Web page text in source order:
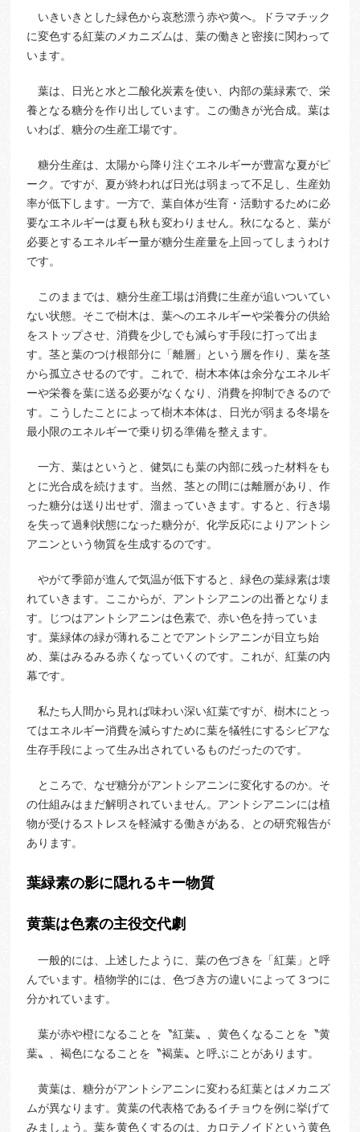
いきいきとした緑色から哀愁漂う赤や黄へ。ドラマチック
に変色する紅葉のメカニズムは、葉の働きと密接に関わって
います。
葉は、日光と水と二酸化炭素を使い、内部の葉緑素で、栄
養となる糖分を作り出しています。この働きが光合成。葉は
いわば、糖分の生産工場です。
糖分生産は、太陽から降り注ぐエネルギーが豊富な夏がピ
ーク。ですが、夏が終われば日光は弱まって不足し、生産効
率が低下します。一方で、葉自体が生育・活動するために必
要なエネルギーは夏も秋も変わりません。秋になると、葉が
必要とするエネルギー量が糖分生産量を上回ってしまうわけ
です。
このままでは、糖分生産工場は消費に生産が追いついてい
ない状態。そこで樹木は、葉へのエネルギーや栄養分の供給
をストップさせ、消費を少しでも減らす手段に打って出ま
す。茎と葉のつけ根部分に「離層」という層を作り、葉を茎
から孤立させるのです。これで、樹木本体は余分なエネルギ
ーや栄養を葉に送る必要がなくなり、消費を抑制できるので
す。こうしたことによって樹木本体は、日光が弱まる冬場を
最小限のエネルギーで乗り切る準備を整えます。
一方、葉はというと、健気にも葉の内部に残った材料をも
とに光合成を続けます。当然、茎との間には離層があり、作
った糖分は送り出せず、溜まっていきます。すると、行き場
を失って過剰状態になった糖分が、化学反応によりアントシ
アニンという物質を生成するのです。
やがて季節が進んで気温が低下すると、緑色の葉緑素は壊
れていきます。ここからが、アントシアニンの出番となりま
す。じつはアントシアニンは色素で、赤い色を持っていま
す。葉緑体の緑が薄れることでアントシアニンが目立ち始
め、葉はみるみる赤くなっていくのです。これが、紅葉の内
幕です。
私たち人間から見れば味わい深い紅葉ですが、樹木にとっ
てはエネルギー消費を減らすために葉を犠牲にするシビアな
生存手段によって生み出されているものだったのです。
ところで、なぜ糖分がアントシアニンに変化するのか。そ
の仕組みはまだ解明されていません。アントシアニンには植
物が受けるストレスを軽減する働きがある、との研究報告が
あります。
葉緑素の影に隠れるキー物質
黄葉は色素の主役交代劇
一般的には、上述したように、葉の色づきを「紅葉」と呼
んでいます。植物学的には、色づき方の違いによって３つに
分かれています。
葉が赤や橙になることを〝紅葉〟、黄色くなることを〝黄
葉〟、褐色になることを〝褐葉〟と呼ぶことがあります。
黄葉は、糖分がアントシアニンに変わる紅葉とはメカニズ
ムが異なります。黄葉の代表格であるイチョウを例に挙げて
みましょう。葉を黄色くするのは、カロテノイドという黄色